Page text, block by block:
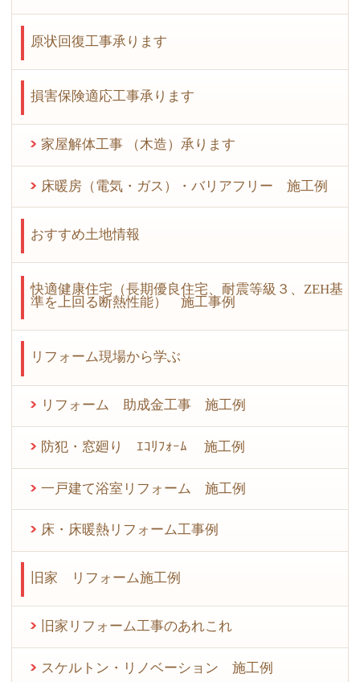
原状回復工事承ります
損害保険適応工事承ります
家屋解体工事 （木造）承ります
床暖房（電気・ガス）・バリアフリー 施工例
おすすめ土地情報
快適健康住宅（長期優良住宅、耐震等級３、ZEH基
準を上回る断熱性能） 施工事例
リフォーム現場から学ぶ
リフォーム 助成金工事 施工例
防犯・窓廻り ｴｺﾘﾌｫｰﾑ 施工例
一戸建て浴室リフォーム 施工例
床・床暖熱リフォーム工事例
旧家 リフォーム施工例
旧家リフォーム工事のあれこれ
スケルトン・リノベーション 施工例